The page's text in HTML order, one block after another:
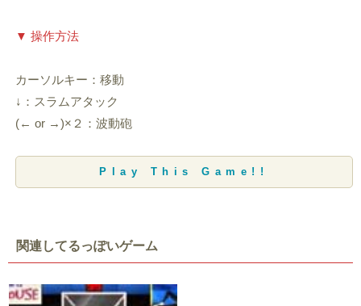
▼ 操作方法
カーソルキー：移動
↓：スラムアタック
(← or →)×２：波動砲
Play This Game!!
関連してるっぽいゲーム